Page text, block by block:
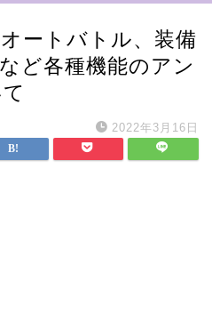
ートバトル、装備
ど各種機能のアン
2022年3月16日